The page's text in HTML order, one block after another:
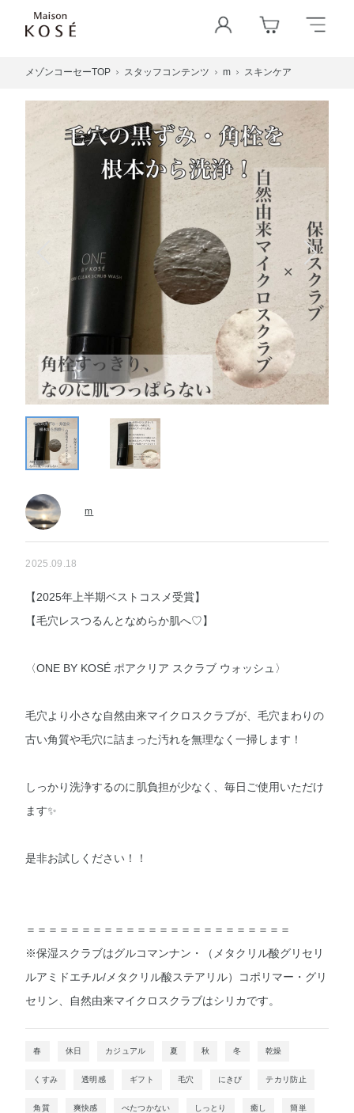
メゾンコーセーTOP スタッフコンテンツ m スキンケア
m
2025.09.18
【2025年上半期ベストコスメ受賞】
【毛穴レスつるんとなめらか肌へ♡】
〈ONE BY KOSÉ ポアクリア スクラブ ウォッシュ〉
毛穴より小さな自然由来マイクロスクラブが、毛穴まわりの
古い角質や毛穴に詰まった汚れを無理なく一掃します！
しっかり洗浄するのに肌負担が少なく、毎日ご使用いただけ
ます✨
是非お試しください！！
＝＝＝＝＝＝＝＝＝＝＝＝＝＝＝＝＝＝＝＝＝＝＝＝
※保湿スクラブはグルコマンナン・（メタクリル酸グリセリ
ルアミドエチル/メタクリル酸ステアリル）コポリマー・グリ
セリン、自然由来マイクロスクラブはシリカです。
春 休日 カジュアル 夏 秋 冬 乾燥
くすみ 透明感 ギフト 毛穴 にきび テカリ防止
角質 爽快感 べたつかない しっとり 癒し 簡単